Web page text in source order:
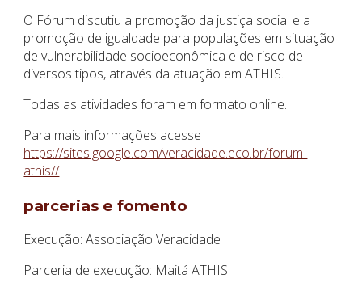
O Fórum discutiu a promoção da justiça social e a
promoção de igualdade para populações em situação
de vulnerabilidade socioeconômica e de risco de
diversos tipos, através da atuação em ATHIS.
Todas as atividades foram em formato online.
Para mais informações acesse
https://sites.google.com/veracidade.eco.br/forum-
athis//
parcerias e fomento
Execução: Associação Veracidade
Parceria de execução: Maitá ATHIS